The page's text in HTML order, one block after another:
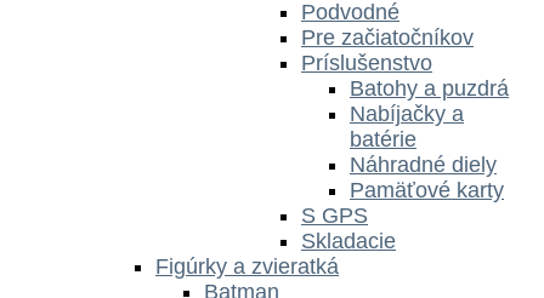
Podvodné
Pre začiatočníkov
Príslušenstvo
Batohy a puzdrá
Nabíjačky a
batérie
Náhradné diely
Pamäťové karty
S GPS
Skladacie
Figúrky a zvieratká
Batman